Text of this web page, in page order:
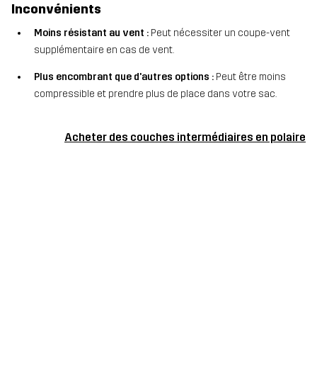
Inconvénients
Moins résistant au vent : Peut nécessiter un coupe-vent
supplémentaire en cas de vent.
Plus encombrant que d'autres options : Peut être moins
compressible et prendre plus de place dans votre sac.
Acheter des couches intermédiaires en polaire